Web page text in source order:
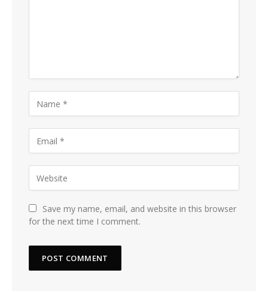
Save my name, email, and website in this browser
for the next time I comment.